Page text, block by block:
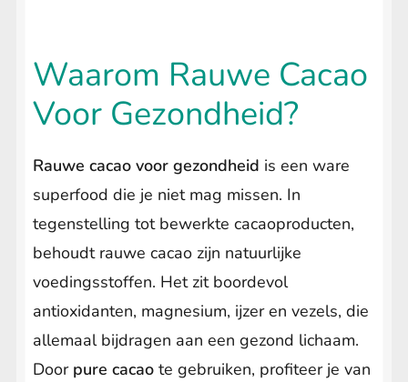
Waarom Rauwe Cacao
Voor Gezondheid?
Rauwe cacao voor gezondheid is een ware
superfood die je niet mag missen. In
tegenstelling tot bewerkte cacaoproducten,
behoudt rauwe cacao zijn natuurlijke
voedingsstoffen. Het zit boordevol
antioxidanten, magnesium, ijzer en vezels, die
allemaal bijdragen aan een gezond lichaam.
Door pure cacao te gebruiken, profiteer je van